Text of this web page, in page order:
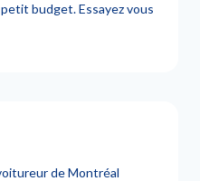
budget. Essayez vous
de Montréal